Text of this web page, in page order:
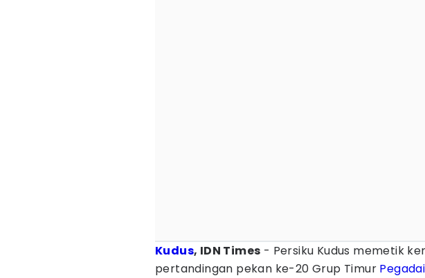
Kudus, IDN Times - Persiku Kudus memetik
pertandingan pekan ke-20 Grup Timur